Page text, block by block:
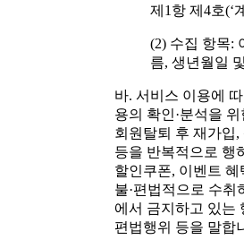
제1항 제4호(‘
(2) 수집 항목:
름, 생년월일
바. 서비스 이용에
용의 확인·분석을 위
회원탈퇴 후 재가입
등을 반복적으로 행
할인쿠폰, 이벤트
불·편법적으로 수취
에서 금지하고 있는
편법행위 등을 말합